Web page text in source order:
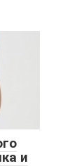
и